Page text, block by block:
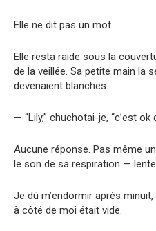
Elle ne dit pas un mot.
Elle resta raide sous la
de la veillée. Sa petite main la
devenaient blanches.
— “Lily,” chuchotai-je, “c’est ok
Aucune réponse. Pas même
le son de sa respiration —
Je dû m’endormir après
à côté de moi était vide.